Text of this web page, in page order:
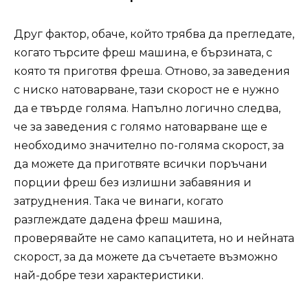
Друг фактор, обаче, който трябва да прегледате,
когато търсите фреш машина, е бързината, с
която тя приготвя фреша. Отново, за заведения
с ниско натоварване, тази скорост не е нужно
да е твърде голяма. Напълно логично следва,
че за заведения с голямо натоварване ще е
необходимо значително по-голяма скорост, за
да можете да приготвяте всички поръчани
порции фреш без излишни забавяния и
затруднения. Така че винаги, когато
разглеждате дадена фреш машина,
проверявайте не само капацитета, но и нейната
скорост, за да можете да съчетаете възможно
най-добре тези характеристики.